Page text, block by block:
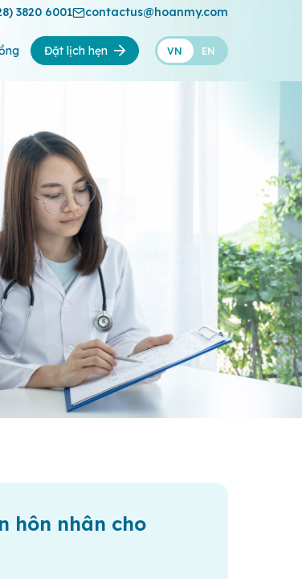
3820 6001 contactus@hoanmy.com
Đặt lịch hẹn VN EN
hôn nhân cho